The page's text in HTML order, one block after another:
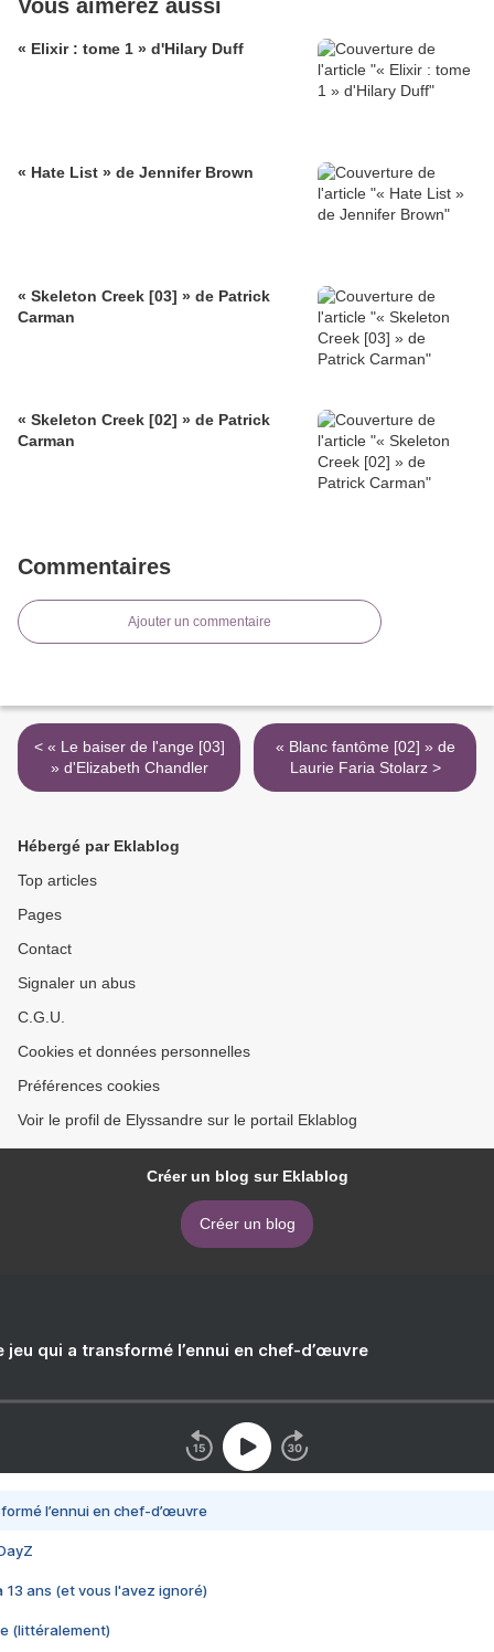
Vous aimerez aussi
« Elixir : tome 1 » d'Hilary Duff
« Hate List » de Jennifer Brown
« Skeleton Creek [03] » de Patrick
Carman
« Skeleton Creek [02] » de Patrick
Carman
Commentaires
Ajouter un commentaire
< « Le baiser de l'ange [03]
» d'Elizabeth Chandler
« Blanc fantôme [02] » de
Laurie Faria Stolarz >
Hébergé par Eklablog
Top articles
Pages
Contact
Signaler un abus
C.G.U.
Cookies et données personnelles
Préférences cookies
Voir le profil de Elyssandre sur le portail Eklablog
Créer un blog sur Eklablog
Créer un blog
jeu qui a transformé l’ennui en chef-d’œuvre
l’ennui en chef-d’œuvre
13 ans (et vous l'avez ignoré)
(littéralement)